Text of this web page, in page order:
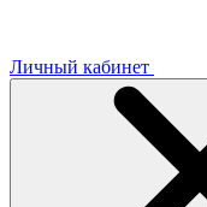
Личный кабинет